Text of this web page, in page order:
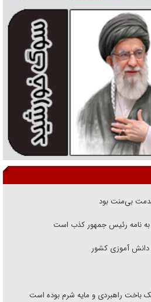
بی‌منت بود
به نامه رئیس جمهور کذب است
دانش آموزی کشور
باخت راهبردی و مایه شرم بوده است